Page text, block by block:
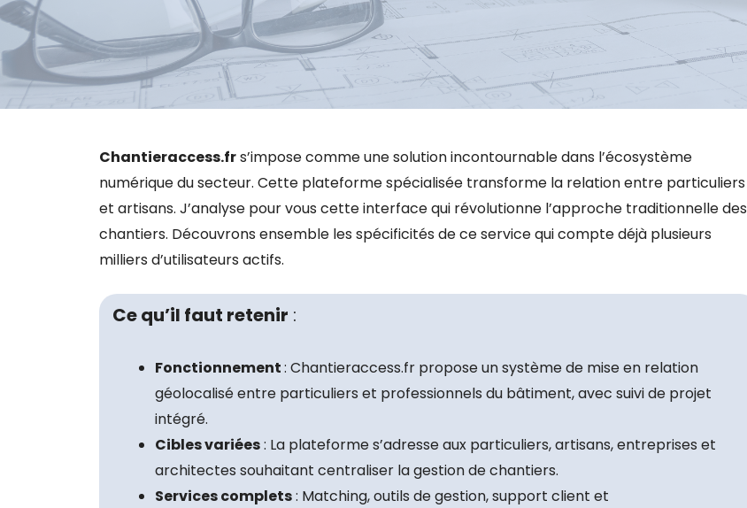
Chantieraccess.frs’impose comme une solution incontournable dans l’écosystème
numérique du secteur. Cette plateforme spécialisée transforme la relation entre particuliers
et artisans. J’analyse pour vous cette interface qui révolutionne l’approche traditionnelle des
chantiers. Découvrons ensemble les spécificités de ce service qui compte déjà plusieurs
milliers d’utilisateurs actifs.
Ce qu’il faut retenir :
Fonctionnement: Chantieraccess.fr propose un système de mise en relation
géolocalisé entre particuliers et professionnels du bâtiment, avec suivi de projet
intégré.
Cibles variées: La plateforme s’adresse aux particuliers, artisans, entreprises et
architectes souhaitant centraliser la gestion de chantiers.
Services complets: Matching, outils de gestion, support client et